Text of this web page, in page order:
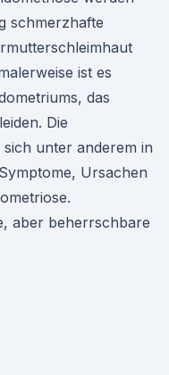
schmerzhafte
ist es
das
Die
unter anderem in
Ursachen
aber beherrschbare